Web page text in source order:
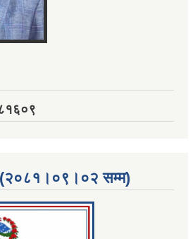
(२०८१।०९।०२ सम्म)